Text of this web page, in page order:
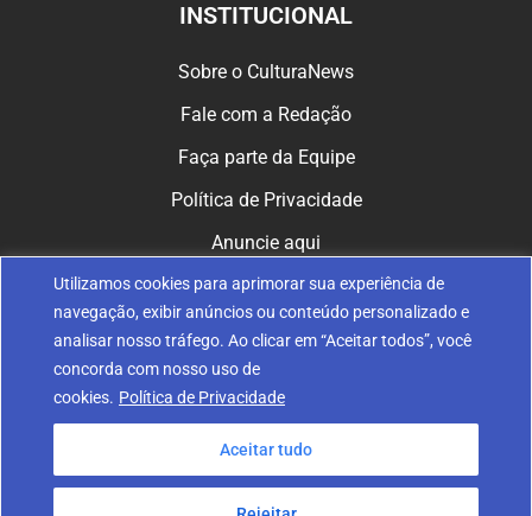
Utilizamos cookies para aprimorar sua experiência de
navegação, exibir anúncios ou conteúdo personalizado e
analisar nosso tráfego. Ao clicar em “Aceitar todos”, você
concorda com nosso uso de
cookies. Política de Privacidade
Aceitar tudo
INSTITUCIONAL
Sobre o CulturaNews
Fale com a Redação
Faça parte da Equipe
Política de Privacidade
Anuncie aqui
CULTURA NAS REDES
© 2024 Fundação Nossa Senhora de Belém de Guarapuava. Todos
os direitos reservados.